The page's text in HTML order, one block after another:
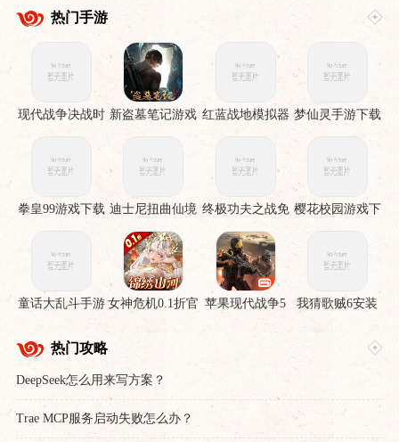
热门手游
现代战争决战时
刻手机版
新盗墓笔记游戏 红蓝战地模拟器
手游
梦仙灵手游下载
拳皇99游戏下载 迪士尼扭曲仙境 终极功夫之战免
费版
樱花校园游戏下
童话大乱斗手游 女神危机0.1折官 苹果现代战争5
眩晕风暴破解直
裝版
我猜歌贼6安装
热门攻略
DeepSeek怎么用来写方案？
Trae MCP服务启动失败怎么办？